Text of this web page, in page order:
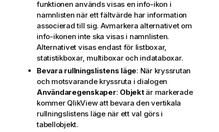
funktionen används visas en info-ikon i
namnlisten när ett fältvärde har information
associerad till sig. Avmarkera alternativet om
info-ikonen inte ska visas i namnlisten.
Alternativet visas endast för listboxar,
statistikboxar, multiboxar och indataboxar.
Bevara rullningslistens läge: När kryssrutan
och motsvarande kryssruta i dialogen
Användaregenskaper: Objektär markerade
kommer QlikView att bevara den vertikala
rullningslistens läge när ett val görs i
tabellobjekt.